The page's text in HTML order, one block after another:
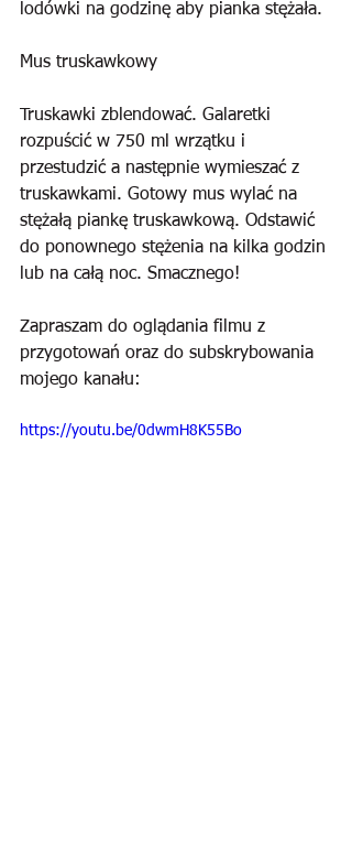
lodówki na godzinę aby pianka stężała.
Mus truskawkowy
Truskawki zblendować. Galaretki
rozpuścić w 750 ml wrzątku i
przestudzić a następnie wymieszać z
truskawkami. Gotowy mus wylać na
stężałą piankę truskawkową. Odstawić
do ponownego stężenia na kilka godzin
lub na całą noc. Smacznego!
Zapraszam do oglądania filmu z
przygotowań oraz do subskrybowania
mojego kanału:
https://youtu.be/0dwmH8K55Bo